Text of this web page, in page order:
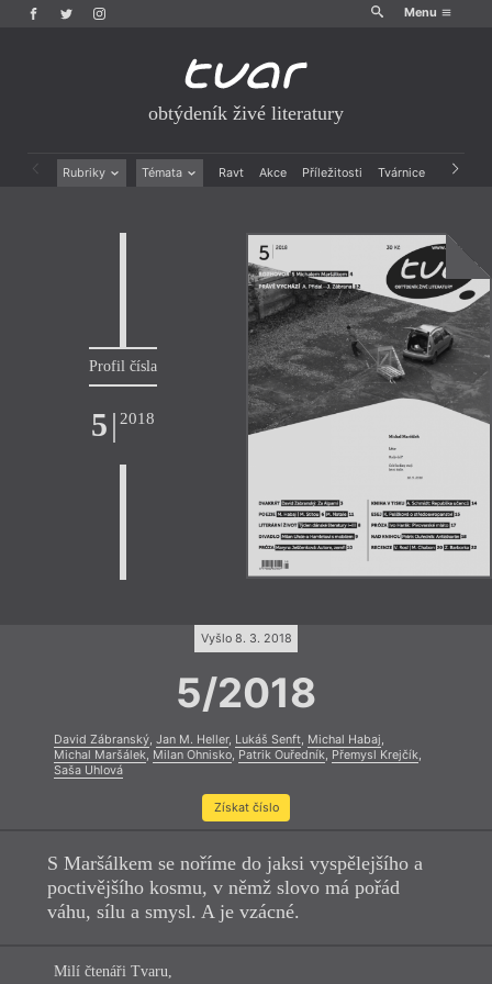
Menu
obtýdeník živé literatury
Rubriky Témata Ravt Akce Příležitosti Tvárnice Archiv
Výroční ceny
Profil čísla
5| 2018
Vyšlo 8. 3. 2018
5/2018
David Zábranský, Jan M. Heller, Lukáš Senft, Michal Habaj,
Michal Maršálek, Milan Ohnisko, Patrik Ouředník, Přemysl Krejčík,
Saša Uhlová
Získat číslo
S Maršálkem se noříme do jaksi vyspělejšího a
poctivějšího kosmu, v němž slovo má pořád
váhu, sílu a smysl. A je vzácné.
Milí čtenáři Tvaru,